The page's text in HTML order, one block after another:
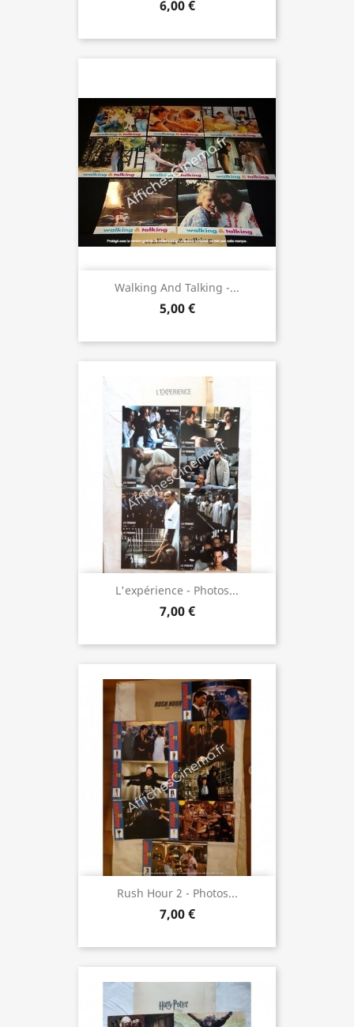
6,00 €
Walking And Talking -...
5,00 €
L'expérience - Photos...
7,00 €
Rush Hour 2 - Photos...
7,00 €